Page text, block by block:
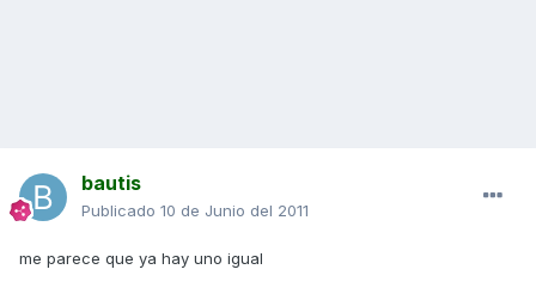
bautis
Publicado 10 de Junio del 2011
me parece que ya hay uno igual